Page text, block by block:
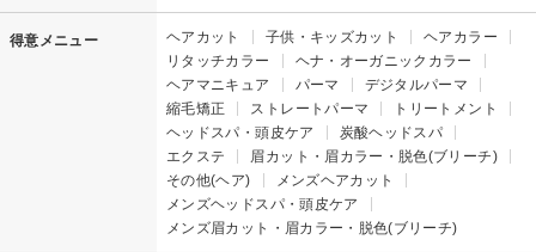
得意メニュー ヘアカット 子供・キッズカット
ヘアカラー
リタッチカラー
ヘナ・オーガニックカラー
ヘアマニキュア
パーマ
デジタルパーマ
縮毛矯正
ストレートパーマ
トリートメント
ヘッドスパ・頭皮ケア
炭酸ヘッドスパ
エクステ
眉カット・眉カラー・脱色(ブリーチ)
その他(ヘア)
メンズヘアカット
メンズヘッドスパ・頭皮ケア
メンズ眉カット・眉カラー・脱色(ブリーチ)